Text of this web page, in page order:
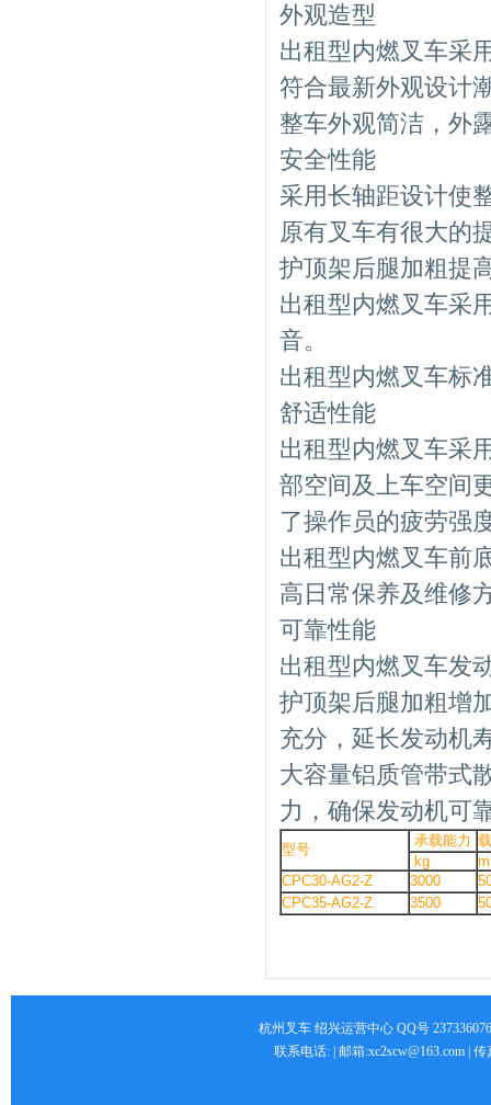
外观造型
出租型内燃叉车采
符合最新外观设计
整车外观简洁，外
安全性能
采用长轴距设计使
原有叉车有很大的
护顶架后腿加粗提
出租型内燃叉车采
音。
出租型内燃叉车标
舒适性能
出租型内燃叉车采
部空间及上车空间
了操作员的疲劳强
出租型内燃叉车前
高日常保养及维修
可靠性能
出租型内燃叉车发
护顶架后腿加粗增
充分，延长发动机
大容量铝质管带式
力，确保发动机可
型号
承载能力
kg
CPC30-AG2-Z
3000
CPC35-AG2-Z
3500
杭州叉车 绍兴运营中心 QQ号
联系电话: | 邮箱:xc2scw@163.com |